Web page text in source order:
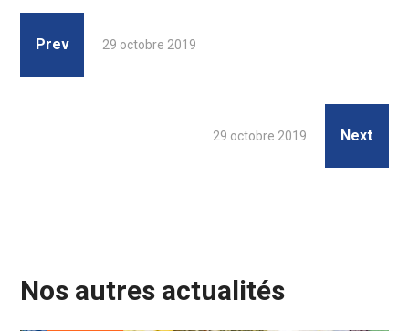
Prev 29 octobre 2019
29 octobre 2019 Next
Nos autres actualités